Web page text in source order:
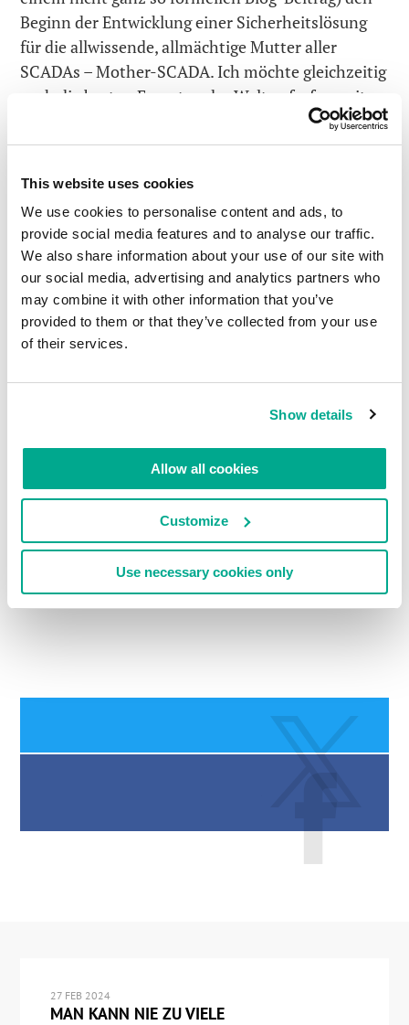
This website uses cookies
We use cookies to personalise content and ads, to
provide social media features and to analyse our traffic.
We also share information about your use of our site with
our social media, advertising and analytics partners who
may combine it with other information that you’ve
provided to them or that they’ve collected from your use
of their services.
Show details
Allow all cookies
Customize
Use necessary cookies only
Beginn der Entwicklung einer Sicherheitslösung
für die allwissende, allmächtige Mutter aller
SCADAs – Mother-SCADA. Ich möchte gleichzeitig
auch die besten Experten der Welt aufrufen, mit
uns zusammenzuarbeiten, um uns bei der
Entwicklung und Implementierung des benötigen
dafür nötige sichere Betriebssystem zu
unterstützen. Willkommen!
Das ist jetzt aber alls zu Matrix-SCADA. Es gibt
noch mehrweltbewegende Neuigkeiten zu
erzählen!…
Kommentare lesen 0
HINTERLASSEN SIE EINE NACHRICHT.
27 FEB 2024
MAN KANN NIE ZU VIELE